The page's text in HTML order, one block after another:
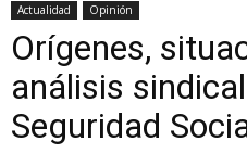
Actualidad Opinión
Orígenes,
análisis
Seguridad